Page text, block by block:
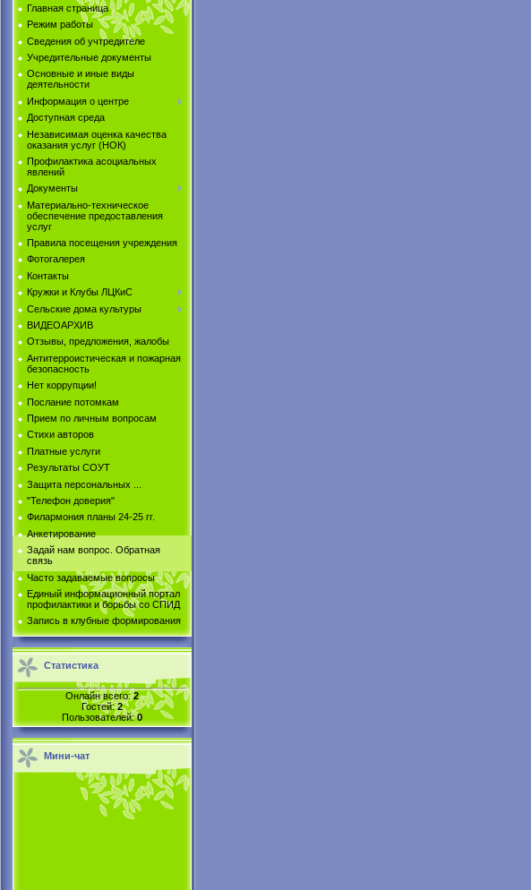
Главная страница
Режим работы
Сведения об учтредителе
Учредительные документы
Основные и иные виды
деятельности
Информация о центре
Доступная среда
Независимая оценка качества
оказания услуг (НОК)
Профилактика асоциальных
явлений
Документы
Материально-техническое
обеспечение предоставления
услуг
Правила посещения учреждения
Фотогалерея
Контакты
Кружки и Клубы ЛЦКиС
Сельские дома культуры
ВИДЕОАРХИВ
Отзывы, предложения, жалобы
Антитерроистическая и пожарная
безопасность
Нет коррупции!
Послание потомкам
Прием по личным вопросам
Стихи авторов
Платные услуги
Результаты СОУТ
Защита персональных ...
"Телефон доверия"
Филармония планы 24-25 гг.
Анкетирование
Задай нам вопрос. Обратная
связь
Часто задаваемые вопросы
Единый информационный портал
профилактики и борьбы со СПИД
Запись в клубные формирования
Статистика
Онлайн всего:2
Гостей:2
Пользователей:0
Мини-чат